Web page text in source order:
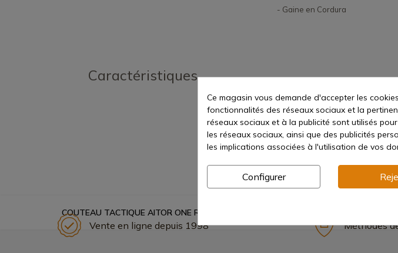
- Gaine en Cordura
Caractéristiques
COUTEAU TACTIQUE AITOR ONE RÉF. 16130
Vente en ligne depuis 1998 Méthodes
Ce magasin vous demande d'accepter les
fonctionnalités des réseaux sociaux et la
réseaux sociaux et à la publicité sont utilisés
les réseaux sociaux, ainsi que des publicités
les implications associées à l'utilisation de vos
Configurer